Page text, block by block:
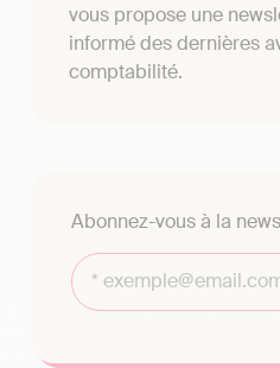
vous propose une
informé des dernières
comptabilité.
Abonnez-vous à la